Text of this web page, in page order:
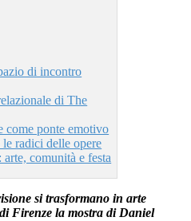
di incontro
di The
come ponte emotivo
radici delle opere
comunità e festa
si trasformano in arte
Firenze la mostra di Daniel